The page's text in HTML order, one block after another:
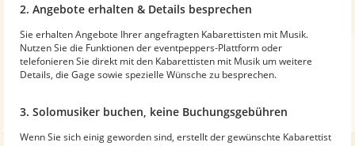
2. Angebote erhalten & Details besprechen
Sie erhalten Angebote Ihrer angefragten Kabarettisten mit Musik.
Nutzen Sie die Funktionen der eventpeppers-Plattform oder
telefonieren Sie direkt mit den Kabarettisten mit Musik um weitere
Details, die Gage sowie spezielle Wünsche zu besprechen.
3. Solomusiker buchen, keine Buchungsgebühren
Wenn Sie sich einig geworden sind, erstellt der gewünschte Kabarettist